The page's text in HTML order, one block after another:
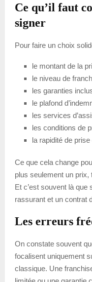
Ce qu’il faut
signer
Pour faire un choix
le montant de la
le niveau de
les garanties
le plafond
les services
les conditions de
la rapidité de
Ce que cela change
plus seulement un
Et c’est souvent là que
rassurant et un contrat
Les erreurs
On constate souvent
focalisent uniquement
classique. Une